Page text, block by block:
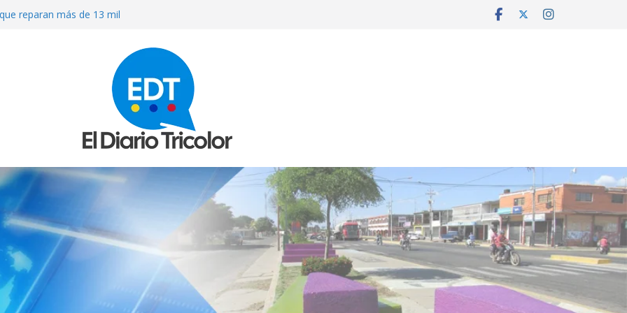
reparan más de 13 mil
a que atienda las necesidades
MEDICINAS EN FARMACIAS DE
DE MEDICAMENTOS
AL QUE INVADIERON LA CASA